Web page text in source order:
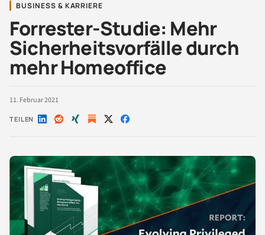
BUSINESS & KARRIERE
Forrester-Studie: Mehr
Sicherheitsvorfälle durch
mehr Homeoffice
11. Februar 2021
TEILEN Auf Auf Auf Auf Auf